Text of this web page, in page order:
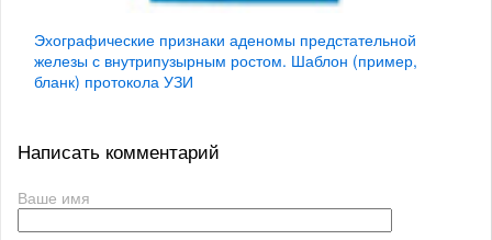
Эхографические признаки аденомы предстательной
железы с внутрипузырным ростом. Шаблон (пример,
бланк) протокола УЗИ
Написать комментарий
Ваше имя